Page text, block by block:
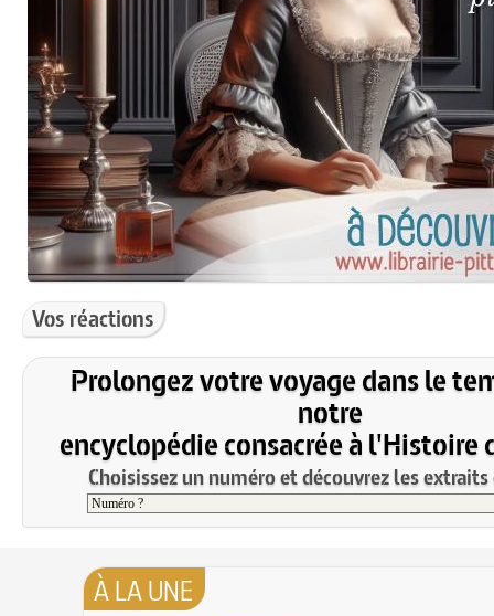
Vos réactions
Prolongez votre voyage dans le
notre
encyclopédie consacrée à l'Histoire
Choisissez un numéro et découvrez les
À LA UNE